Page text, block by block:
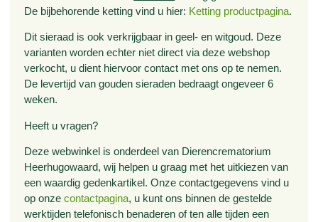
De bijbehorende ketting vind u hier: Ketting productpagina.
Dit sieraad is ook verkrijgbaar in geel- en witgoud. Deze
varianten worden echter niet direct via deze webshop
verkocht, u dient hiervoor contact met ons op te nemen.
De levertijd van gouden sieraden bedraagt ongeveer 6
weken.
Heeft u vragen?
Deze webwinkel is onderdeel van Dierencrematorium
Heerhugowaard, wij helpen u graag met het uitkiezen van
een waardig gedenkartikel. Onze contactgegevens vind u
op onzecontactpagina, u kunt ons binnen de gestelde
werktijden telefonisch benaderen of ten alle tijden een